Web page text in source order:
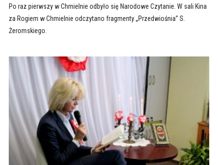
Po raz pierwszy w Chmielnie odbyło się Narodowe Czytanie. W sali Kina
za Rogiem w Chmielnie odczytano fragmenty „Przedwiośnia” S.
Żeromskiego.